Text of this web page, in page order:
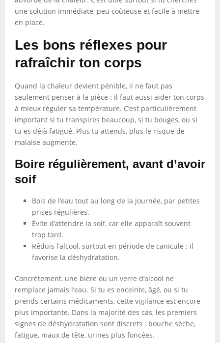
une solution immédiate, peu coûteuse et facile à mettre
en place.
Les bons réflexes pour
rafraîchir ton corps
Quand la chaleur devient pénible, il ne faut pas
seulement penser à la pièce : il faut aussi aider ton corps
à mieux réguler sa température. C’est particulièrement
important si tu transpires beaucoup, si tu bouges, ou si
tu es déjà fatigué. Plus tu attends, plus le risque de
malaise augmente.
Boire régulièrement, avant d’avoir
soif
Bois de l’eau tout au long de la journée, par petites
prises régulières.
Évite d’attendre la soif, car elle apparaît souvent
trop tard.
Réduis l’alcool, surtout en période de canicule : il
favorise la déshydratation.
Concrètement, une bière ou un verre d’alcool ne
remplace jamais l’eau. Si tu es enceinte, âgé, ou si tu
prends certains médicaments, cette vigilance est encore
plus importante. Dans la majorité des cas, les premiers
signes de déshydratation sont discrets : bouche sèche,
fatigue, maux de tête, urines plus foncées.